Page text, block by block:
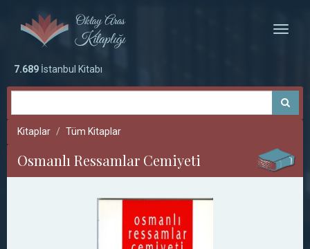
Toggle
7.689 İstanbul Kitabı
Kitaplar Tüm Kitaplar
Osmanlı Ressamlar Cemiyeti